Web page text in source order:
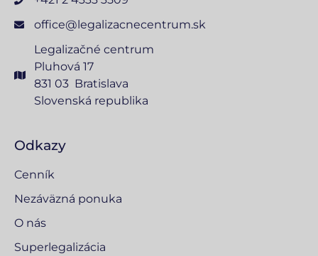
office@legalizacnecentrum.sk
Legalizačné centrum
Pluhová 17
831 03 Bratislava
Slovenská republika
Odkazy
Cenník
Nezáväzná ponuka
O nás
Superlegalizácia